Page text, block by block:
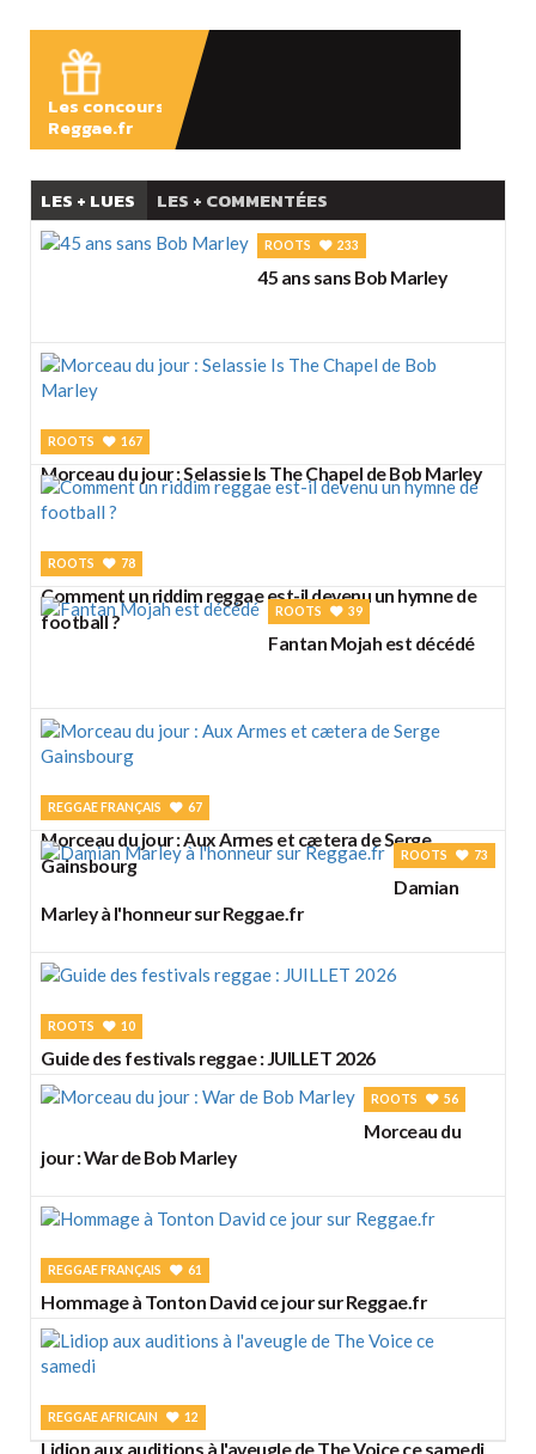
Les concours
Reggae.fr
LES + LUES LES + COMMENTÉES
ROOTS 233
45 ans sans Bob Marley
ROOTS 167
Morceau du jour : Selassie Is The Chapel de Bob Marley
ROOTS 78
Comment un riddim reggae est-il devenu un hymne de
football ?
ROOTS 39
Fantan Mojah est décédé
REGGAE FRANÇAIS 67
Morceau du jour : Aux Armes et cætera de Serge
Gainsbourg
ROOTS 73
Damian
Marley à l'honneur sur Reggae.fr
ROOTS 10
Guide des festivals reggae : JUILLET 2026
ROOTS 56
Morceau du
jour : War de Bob Marley
REGGAE FRANÇAIS 61
Hommage à Tonton David ce jour sur Reggae.fr
REGGAE AFRICAIN 12
Lidiop aux auditions à l'aveugle de The Voice ce samedi